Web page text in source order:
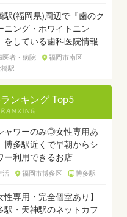
駅(福岡県)周辺で『歯のク
ニング・ホワイトニン
をしている歯科医院情報
医者・病院
福岡市南区
橋駅
ンキング Top5
ャワーのみ◎女性専用あ
博多駅近くで早朝からシ
ー利用できるお店
活 福岡市博多区 博多駅
性専用・完全個室あり】
駅・天神駅のネットカフ